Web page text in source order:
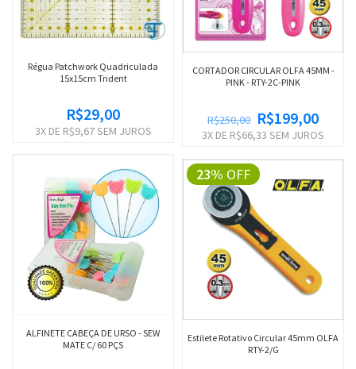
Régua Patchwork Quadriculada
15x15cm Trident
R$29,00
3X DE R$9,67SEM JUROS
CORTADOR CIRCULAR OLFA 45MM -
PINK - RTY-2C-PINK
R$250,00 R$199,00
3X DE R$66,33 SEM JUROS
ALFINETE CABEÇA DE URSO - SEW
MATE C/ 60 PÇS
23% OFF
Estilete Rotativo Circular 45mm OLFA
RTY-2/G